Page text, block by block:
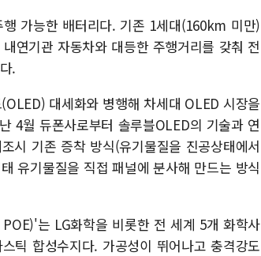
가능한 배터리다. 기존 1세대(160km 미만)
연기관 자동차와 대등한 주행거리를 갖춰 전
.
대세화와 병행해 차세대 OLED 시장을
4월 듀폰사로부터 솔루블OLED의 기술과 연
시 기존 증착 방식(유기물질을 진공상태에서
유기물질을 직접 패널에 분사해 만드는 방식
는 LG화학을 비롯한 전 세계 5개 화학사
틱 합성수지다. 가공성이 뛰어나고 충격강도